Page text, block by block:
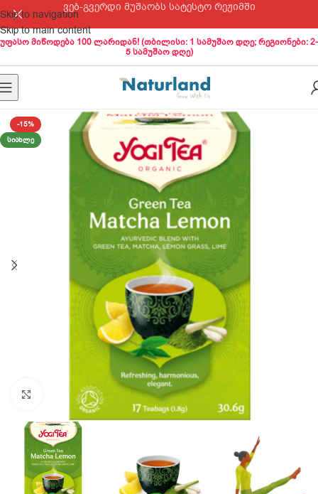
Skip to navigation
Skip to main content
ვებ-გვერდი მუშაობს სატესტო რეჟიმში
უფასო მიწოდება 100 ლარიდან! (თბილისი: 1 სამუშაო დღე; რეგიონები: 2-
5 სამუშაო დღე)
-15%
ᲡᲘᲐᲮᲚᲔ
გადიდება